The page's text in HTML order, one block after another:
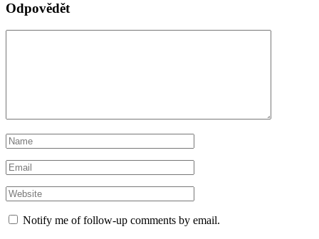
Odpovědět
Notify me of follow-up comments by email.